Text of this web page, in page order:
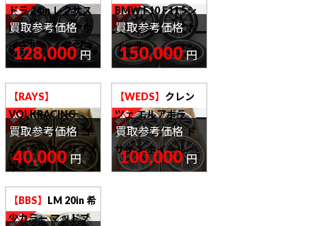
ドラ 24in レクサス
LXサイズ タイヤホ
イール
買取参考価格
128,000 円
BMW F10 F11 5シ
リーズ用 タイヤホ
イール
買取参考価格
150,000 円
【RAYS】
VOLKRACING
TE37 CUP 15in コ
ンパクトカーサイズ
ホイール
買取参考価格
40,000 円
【WEDS】 クレン
ツェ エルアボラ
22in アルファード
サイズ ホイール
買取参考価格
100,000 円
【BBS】 LM 20in 希
少カラー マッドブ